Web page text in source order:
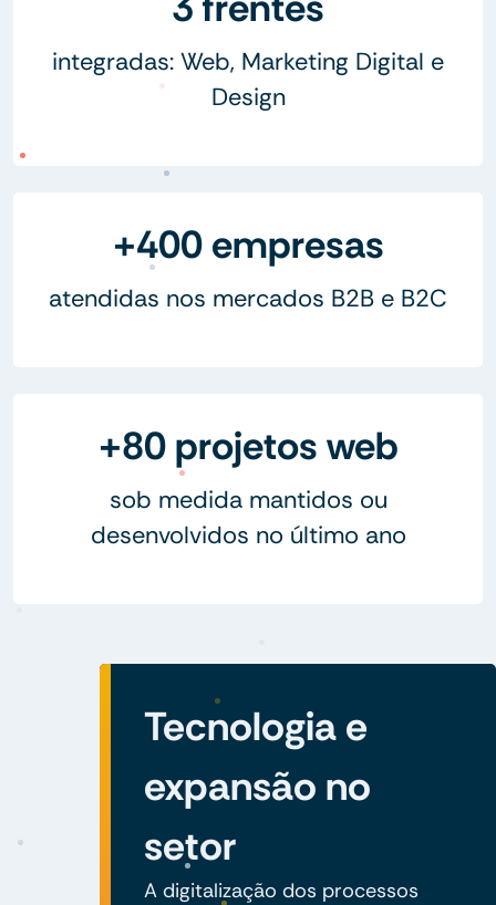
integradas: Web, Marketing Digital e
Design
+400 empresas
atendidas nos mercados B2B e B2C
+80 projetos web
sob medida mantidos ou
desenvolvidos no último ano
Tecnologia e
expansão no
setor
A digitalização dos processos